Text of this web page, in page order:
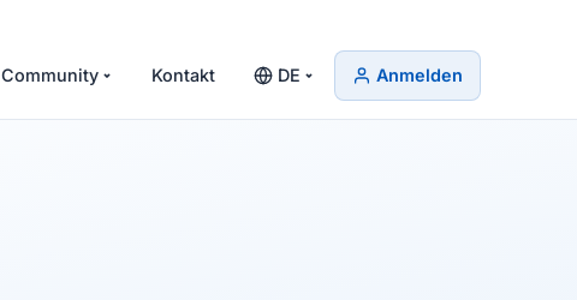
Community Kontakt DE Anmelden